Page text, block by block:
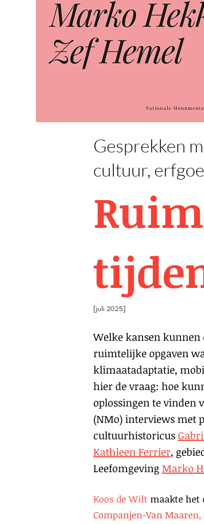
Gesprekken
cultuur,
[juli 2025]
Welke kansen
ruimtelijke opgaven
klimaatadaptatie,
hier de vraag: hoe
oplossingen te vinden
(NMo) interviews met
cultuurhistoricus
Kathleen Ferrier,
Leefomgeving Marko
Koos de Wilt maakte het
Companjen-Van